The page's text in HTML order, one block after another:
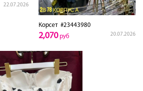
22.07.2026
Корсет#23443980
20.07.2026
2,070руб